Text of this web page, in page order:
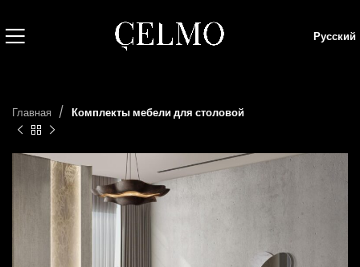
Русский
Главная Комплекты мебели для столовой